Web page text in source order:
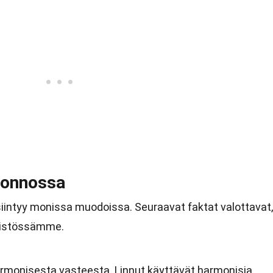
monissa muodoissa. Seuraavat faktat valottavat,
vasteesta. Linnut käyttävät harmonisia